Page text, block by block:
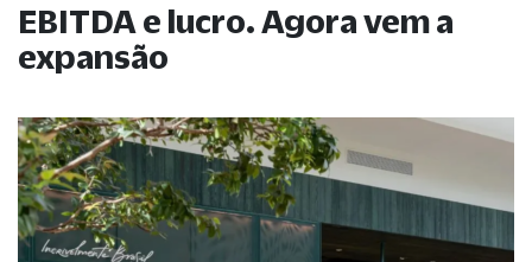
EBITDA e lucro. Agora vem a
expansão